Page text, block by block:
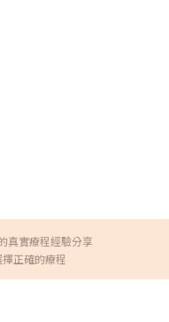
真實療程經驗分享
正確的療程